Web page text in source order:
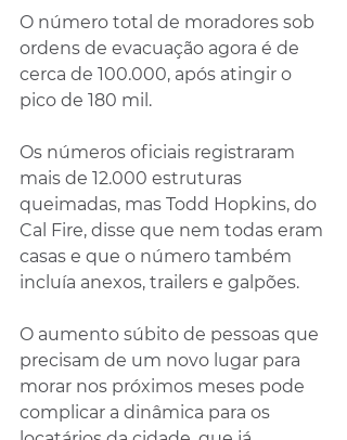
O número total de moradores sob
ordens de evacuação agora é de
cerca de 100.000, após atingir o
pico de 180 mil.
Os números oficiais registraram
mais de 12.000 estruturas
queimadas, mas Todd Hopkins, do
Cal Fire, disse que nem todas eram
casas e que o número também
incluía anexos, trailers e galpões.
O aumento súbito de pessoas que
precisam de um novo lugar para
morar nos próximos meses pode
complicar a dinâmica para os